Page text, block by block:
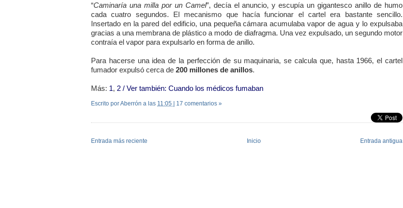
“Caminaría una milla por un Camel”, decía el anuncio, y escupía un gigantesco anillo de humo
cada cuatro segundos. El mecanismo que hacía funcionar el cartel era bastante sencillo.
Insertado en la pared del edificio, una pequeña cámara acumulaba vapor de agua y lo expulsaba
gracias a una membrana de plástico a modo de diafragma. Una vez expulsado, un segundo motor
contraía el vapor para expulsarlo en forma de anillo.
Para hacerse una idea de la perfección de su maquinaria, se calcula que, hasta 1966, el cartel
fumador expulsó cerca de 200 millones de anillos.
Más: 1, 2 / Ver también: Cuando los médicos fumaban
Escrito por Aberrón a las 11:05 | 17 comentarios »
Entrada más reciente Entrada antigua
Inicio